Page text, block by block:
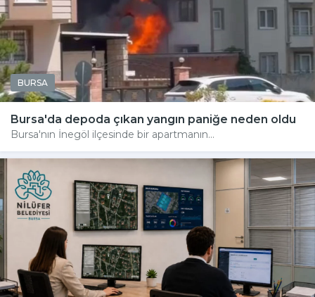
BURSA
Bursa'da depoda çıkan yangın paniğe neden oldu
Bursa'nın İnegöl ilçesinde bir apartmanın...